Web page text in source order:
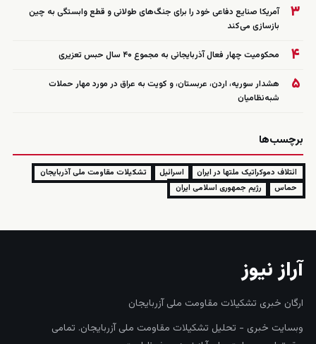
۳
آمریکا صنایع دفاعی خود را برای جنگ‌های طولانی و قطع وابستگی به چین
بازسازی می‌کند
۴ محکومیت چهار فعال آذربایجانی به مجموع ۴۰ سال حبس تعزیری
۵
هشدار سوریه، اردن، عربستان، و کویت به عراق در مورد مهار حملات
شبه‌نظامیان
برچسب‌ها
ائتلاف دموکراتیک ملتها در ایران اسرائیل
تشکیلات مقاومت ملی آذربایجان
حماس
رژیم جمهوری اسلامی ایران
آراز نیوز
ارگان خبری تشکیلات مقاومت ملی آزربایجان
وبسایت خبری - تحلیل تشکیلات مقاومت ملی آزربایجان. تمامی